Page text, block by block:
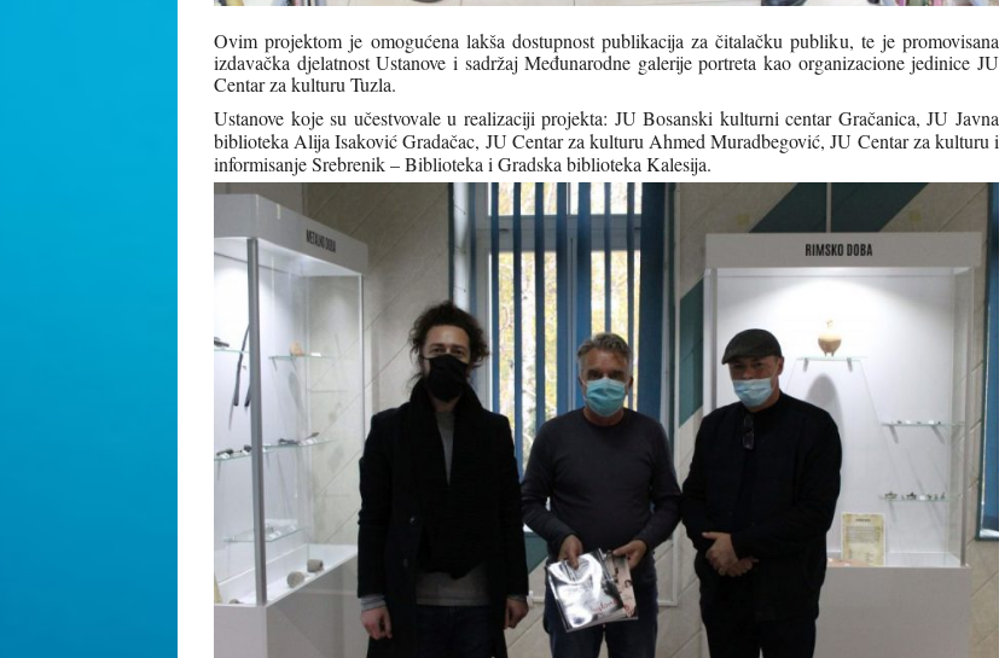
Ovim projektom je omogućena lakša dostupnost publikacija za čitalačku publiku, te je promovisana
izdavačka djelatnost Ustanove i sadržaj Međunarodne galerije portreta kao organizacione jedinice JU
Centar za kulturu Tuzla.
Ustanove koje su učestvovale u realizaciji projekta: JU Bosanski kulturni centar Gračanica, JU Javna
biblioteka Alija Isaković Gradačac, JU Centar za kulturu Ahmed Muradbegović, JU Centar za kulturu i
informisanje Srebrenik – Biblioteka i Gradska biblioteka Kalesija.